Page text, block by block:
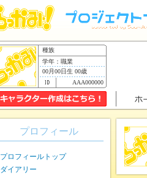
種族
学年：職業
00月00日生 00歳
AAA000000
プロフィール
プロフィールトップ
ダイアリー